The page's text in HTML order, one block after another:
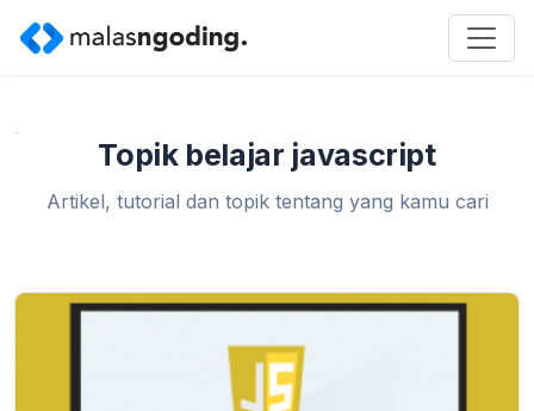
Topik belajar javascript
Artikel, tutorial dan topik tentang yang kamu cari